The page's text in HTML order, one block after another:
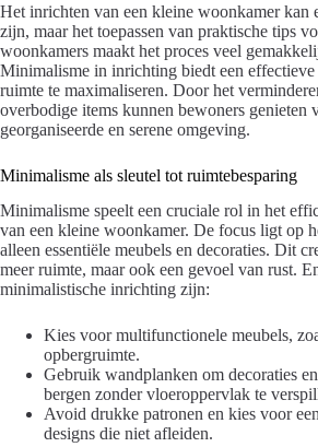
Het inrichten van een kleine woonkamer kan
zijn, maar het toepassen van praktische tips
woonkamers maakt het proces veel
Minimalisme in inrichting biedt een effectieve
ruimte te maximaliseren. Door het
overbodige items kunnen bewoners genieten
georganiseerde en serene omgeving.
Minimalisme als sleutel tot ruimtebesparing
Minimalisme speelt een cruciale rol in het
van een kleine woonkamer. De focus ligt op
alleen essentiële meubels en decoraties. Dit
meer ruimte, maar ook een gevoel van rust.
minimalistische inrichting zijn:
Kies voor multifunctionele meubels,
opbergruimte.
Gebruik wandplanken om decoraties
bergen zonder vloeroppervlak te
Avoid drukke patronen en kies voor
designs die niet afleiden.